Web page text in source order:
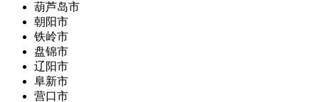
葫芦岛市
朝阳市
铁岭市
盘锦市
辽阳市
阜新市
营口市